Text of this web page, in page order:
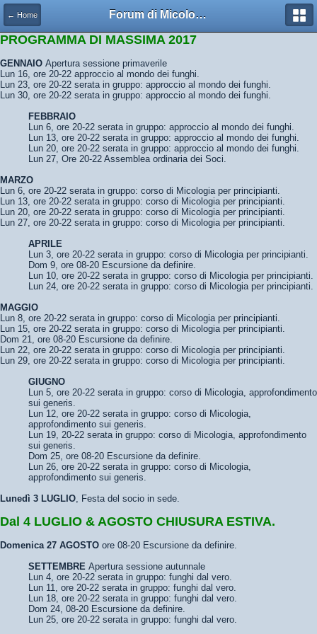
← Home Forum di Micologia AMB Gruppo di Muggia e del Carso
PROGRAMMA DI MASSIMA 2017
GENNAIO Apertura sessione primaverile
Lun 16, ore 20-22 approccio al mondo dei funghi.
Lun 23, ore 20-22 serata in gruppo: approccio al mondo dei funghi.
Lun 30, ore 20-22 serata in gruppo: approccio al mondo dei funghi.
FEBBRAIO
Lun 6, ore 20-22 serata in gruppo: approccio al mondo dei funghi.
Lun 13, ore 20-22 serata in gruppo: approccio al mondo dei funghi.
Lun 20, ore 20-22 serata in gruppo: approccio al mondo dei funghi.
Lun 27, Ore 20-22 Assemblea ordinaria dei Soci.
MARZO
Lun 6, ore 20-22 serata in gruppo: corso di Micologia per principianti.
Lun 13, ore 20-22 serata in gruppo: corso di Micologia per principianti.
Lun 20, ore 20-22 serata in gruppo: corso di Micologia per principianti.
Lun 27, ore 20-22 serata in gruppo: corso di Micologia per principianti.
APRILE
Lun 3, ore 20-22 serata in gruppo: corso di Micologia per principianti.
Dom 9, ore 08-20 Escursione da definire.
Lun 10, ore 20-22 serata in gruppo: corso di Micologia per principianti.
Lun 24, ore 20-22 serata in gruppo: corso di Micologia per principianti.
MAGGIO
Lun 8, ore 20-22 serata in gruppo: corso di Micologia per principianti.
Lun 15, ore 20-22 serata in gruppo: corso di Micologia per principianti.
Dom 21, ore 08-20 Escursione da definire.
Lun 22, ore 20-22 serata in gruppo: corso di Micologia per principianti.
Lun 29, ore 20-22 serata in gruppo: corso di Micologia per principianti.
GIUGNO
Lun 5, ore 20-22 serata in gruppo: corso di Micologia, approfondimento
sui generis.
Lun 12, ore 20-22 serata in gruppo: corso di Micologia,
approfondimento sui generis.
Lun 19, 20-22 serata in gruppo: corso di Micologia, approfondimento
sui generis.
Dom 25, ore 08-20 Escursione da definire.
Lun 26, ore 20-22 serata in gruppo: corso di Micologia,
approfondimento sui generis.
Lunedì 3 LUGLIO, Festa del socio in sede.
Dal 4 LUGLIO & AGOSTO CHIUSURA ESTIVA.
Domenica 27 AGOSTO ore 08-20 Escursione da definire.
SETTEMBRE Apertura sessione autunnale
Lun 4, ore 20-22 serata in gruppo: funghi dal vero.
Lun 11, ore 20-22 serata in gruppo: funghi dal vero.
Lun 18, ore 20-22 serata in gruppo: funghi dal vero.
Dom 24, 08-20 Escursione da definire.
Lun 25, ore 20-22 serata in gruppo: funghi dal vero.